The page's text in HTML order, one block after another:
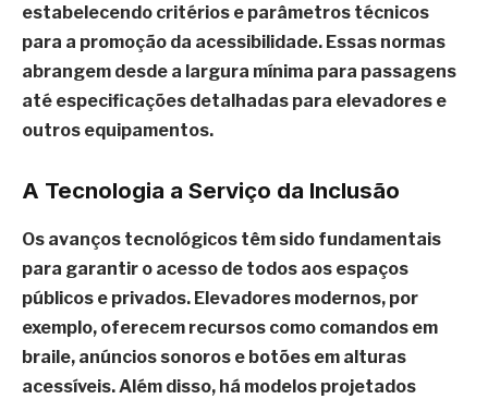
estabelecendo critérios e parâmetros técnicos
para a promoção da acessibilidade. Essas normas
abrangem desde a largura mínima para passagens
até especificações detalhadas para elevadores e
outros equipamentos.
A Tecnologia a Serviço da Inclusão
Os avanços tecnológicos têm sido fundamentais
para garantir o acesso de todos aos espaços
públicos e privados. Elevadores modernos, por
exemplo, oferecem recursos como comandos em
braile, anúncios sonoros e botões em alturas
acessíveis. Além disso, há modelos projetados